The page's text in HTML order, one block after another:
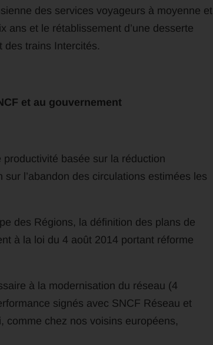
des services voyageurs à moyenne et
ans et le rétablissement d’une desserte
des trains Intercités.
et au gouvernement
basée sur la réduction
l’abandon des circulations estimées les
des Régions, la définition des plans de
à la loi du 4 août 2014 portant réforme
à la modernisation du réseau (4
signés avec SNCF Réseau et
comme chez nos voisins européens,